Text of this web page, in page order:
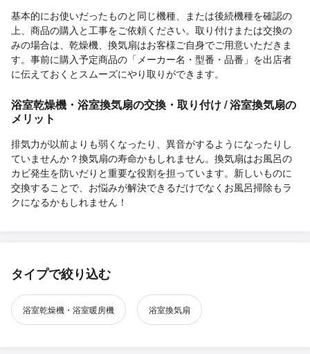
基本的にお使いだったものと同じ機種、または後続機種を確認の
上、商品の購入と工事をご依頼ください。取り付けまたは交換の
みの場合は、乾燥機、換気扇はお客様ご自身でご用意いただきま
す。事前に購入予定商品の「メーカー名・型番・品番」を出店者
に伝えておくとスムーズにやり取りができます。
浴室乾燥機・浴室換気扇の交換・取り付け / 浴室換気扇の
メリット
排気力が以前よりも弱くなったり、異音がするようになったりし
ていませんか？換気扇の寿命かもしれません。換気扇はお風呂の
カビ発生を防いだりと重要な役割を担っています。新しいものに
交換することで、お悩みが解決できるだけでなくお風呂掃除もラ
クになるかもしれません！
タイプで絞り込む
浴室乾燥機・浴室暖房機 浴室換気扇